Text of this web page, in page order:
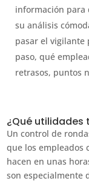
información para
su análisis
pasar el vigilante
paso, qué
retrasos, puntos
¿Qué utilidades
Un control de
que los empleados
hacen en unas
son especialmente